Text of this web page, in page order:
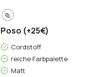
Poso (+25€)
Cordstoff
reiche Farbpalette
Matt